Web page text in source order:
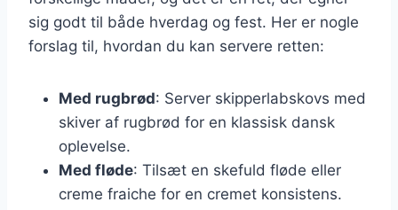
sig godt til både hverdag og fest. Her er nogle
forslag til, hvordan du kan servere retten:
Med rugbrød: Server skipperlabskovs med
skiver af rugbrød for en klassisk dansk
oplevelse.
Med fløde: Tilsæt en skefuld fløde eller
creme fraiche for en cremet konsistens.